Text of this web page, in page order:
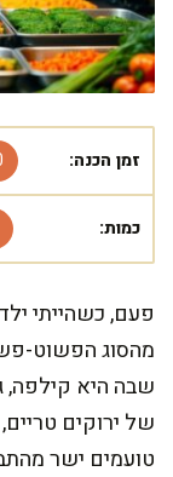
זמן הכנה:
כמות:
פעם, כשהייתי
מהסוג הפשוט-
שבה היא קילפה,
של ירוקים
טועמים ישר